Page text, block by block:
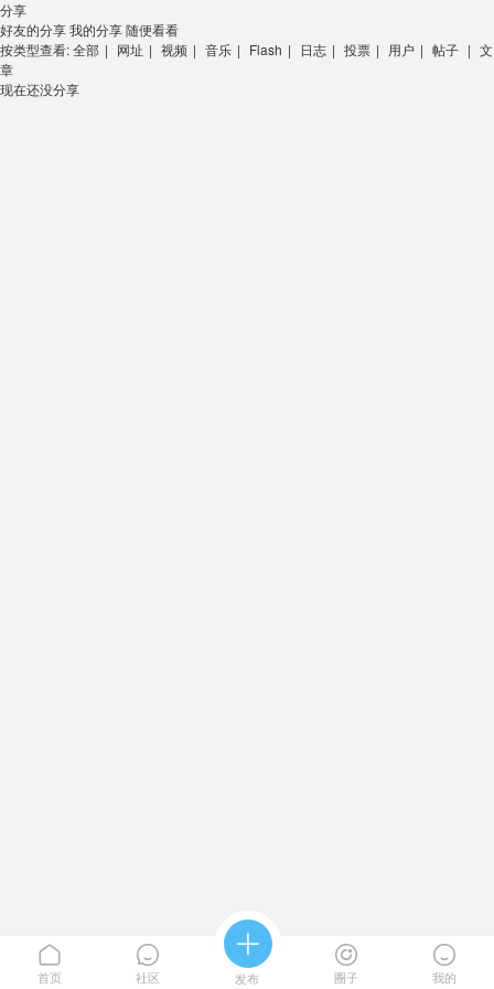
分享
好友的分享我的分享随便看看
按类型查看:全部 | 网址 | 视频 | 音乐 | Flash | 日志 | 投票 | 用户 | 帖子 | 文
章
现在还没分享

首页

社区

发布

圈子

我的